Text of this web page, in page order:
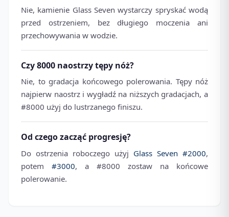
Nie, kamienie Glass Seven wystarczy spryskać wodą
przed ostrzeniem, bez długiego moczenia ani
przechowywania w wodzie.
Czy 8000 naostrzy tępy nóż?
Nie, to gradacja końcowego polerowania. Tępy nóż
najpierw naostrz i wygładź na niższych gradacjach, a
#8000 użyj do lustrzanego finiszu.
Od czego zacząć progresję?
Do ostrzenia roboczego użyj Glass Seven #2000,
potem #3000, a #8000 zostaw na końcowe
polerowanie.